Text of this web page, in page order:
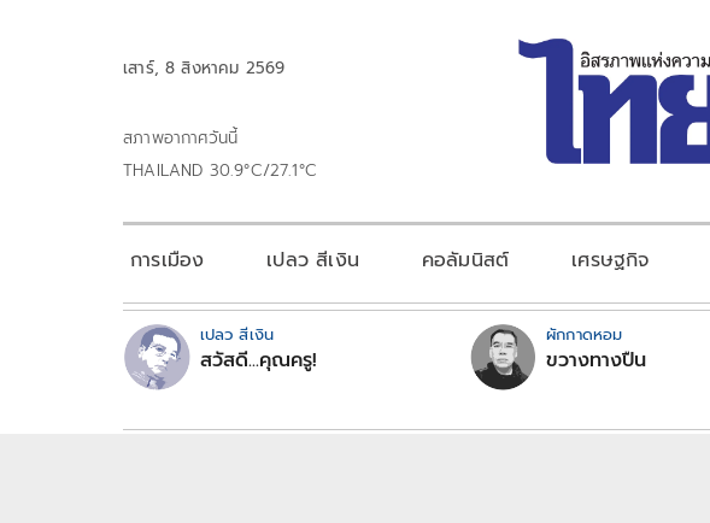
เสาร์, 8 สิงหาคม 2569
สภาพอากาศวันนี้
THAILAND 30.9°C/27.1°C
การเมือง เปลว สีเงิน คอลัมนิสต์ เศรษฐกิจ
เปลว สีเงิน
สวัสดี...คุณครู!
ผักกาดหอม
ขวางทางปืน